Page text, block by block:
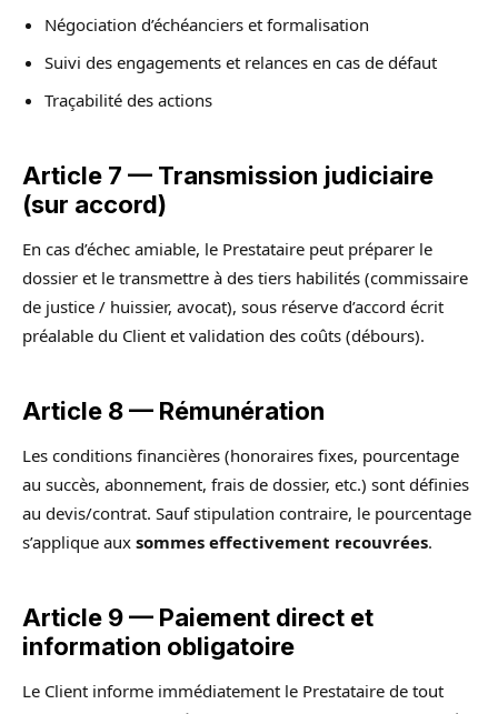
Négociation d’échéanciers et formalisation
Suivi des engagements et relances en cas de défaut
Traçabilité des actions
Article 7 — Transmission judiciaire
(sur accord)
En cas d’échec amiable, le Prestataire peut préparer le
dossier et le transmettre à des tiers habilités (commissaire
de justice / huissier, avocat), sous réserve d’accord écrit
préalable du Client et validation des coûts (débours).
Article 8 — Rémunération
Les conditions financières (honoraires fixes, pourcentage
au succès, abonnement, frais de dossier, etc.) sont définies
au devis/contrat. Sauf stipulation contraire, le pourcentage
s’applique aux sommes effectivement recouvrées.
Article 9 — Paiement direct et
information obligatoire
Le Client informe immédiatement le Prestataire de tout